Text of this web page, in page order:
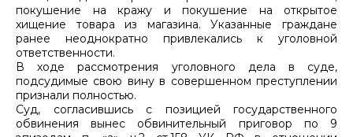
покушение на кражу и покушение на открытое
хищение товара из магазина. Указанные граждане
ранее неоднократно привлекались к уголовной
ответственности.
В ходе рассмотрения уголовного дела в суде,
подсудимые свою вину в совершенном преступлении
признали полностью.
Суд, согласившись с позицией государственного
обвинения вынес обвинительный приговор по 9